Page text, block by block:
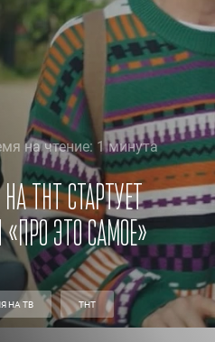
на чтение: 1 минута
ТНТ стартует
это самое»
НА ТВ ТНТ